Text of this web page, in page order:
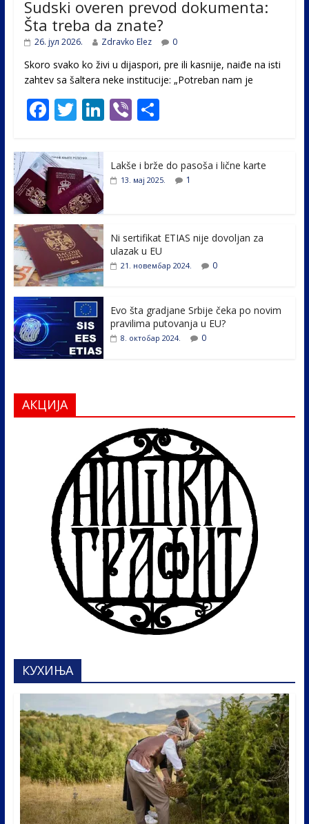
Sudski overen prevod dokumenta:
Šta treba da znate?
26. јул 2026. Zdravko Elez 0
Skoro svako ko živi u dijaspori, pre ili kasnije, naiđe na isti
zahtev sa šaltera neke institucije: „Potreban nam je
F
e
b
o
o
k
T
itt
er
Li
e
Vi
er
S
ar
e
Lakše i brže do pasoša i lične karte
13. мај 2025. 1
Ni sertifikat ETIAS nije dovoljan za
ulazak u EU
21. новембар 2024. 0
Evo šta gradjane Srbije čeka po novim
pravilima putovanja u EU?
8. октобар 2024. 0
АКЦИЈА
КУХИЊА